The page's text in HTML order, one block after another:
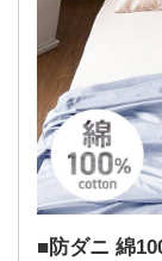
防ダニ 綿